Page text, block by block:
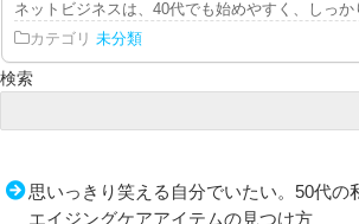
ネットビジネスは、40代でも始めやすく、しっ
カテゴリ 未分類
検索
思いっきり笑える自分でいたい。50代の
エイジングケアアイテムの見つけ方